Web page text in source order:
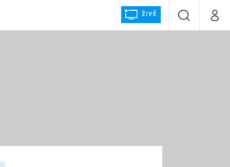
ŽIVĚ
VyhledáváníMůj